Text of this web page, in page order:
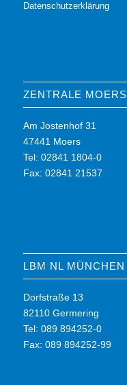
Datenschutzerklärung
ZENTRALE MOERS
Am Jostenhof 31
47441 Moers
Tel: 02841 1804-0
Fax: 02841 21537
LBM NL MÜNCHEN
Dorfstraße 13
82110 Germering
Tel: 089 894252-0
Fax: 089 894252-99